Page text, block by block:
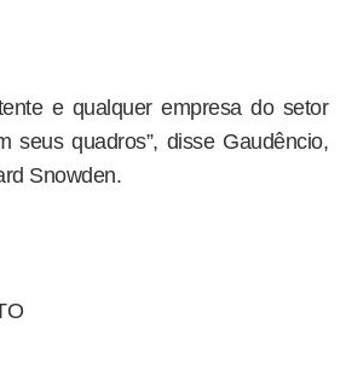
e qualquer empresa do setor
seus quadros”, disse Gaudêncio,
Snowden.